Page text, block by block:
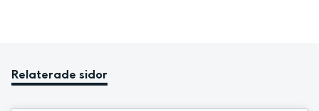
Relaterade sidor